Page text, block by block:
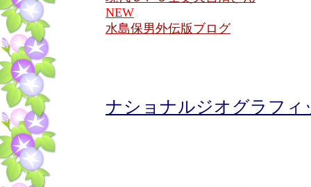
NEW
水島保男外伝版ブログ
ナショナルジオグラフィ